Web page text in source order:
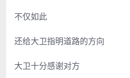
不仅如此
还给大卫指明道路的方向
大卫十分感谢对方